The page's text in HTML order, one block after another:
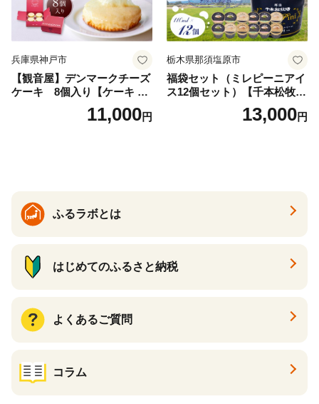
兵庫県神戸市
【観音屋】デンマークチーズ
ケーキ 8個入り【ケーキ チ
ーズケーキ 人気スイーツ お
すすめスイーツ 神戸スイー
11,000円
栃木県那須塩原市
福袋セット（ミレピーニアイ
ス12個セット）【千本松牧
場】 ns025-014-12 【デザー
ト 詰め合わせ ギフト】
13,000円
ふるラボとは
はじめてのふるさと納税
よくあるご質問
コラム